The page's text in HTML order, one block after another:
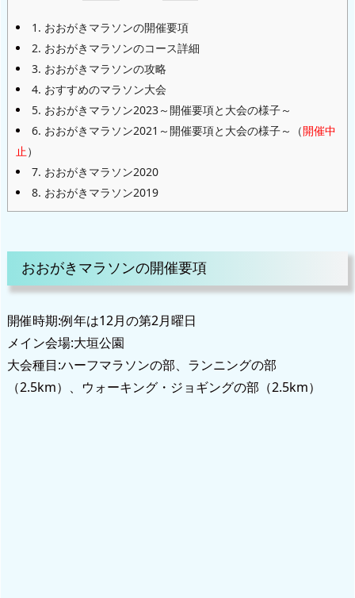
1. おおがきマラソンの開催要項
2. おおがきマラソンのコース詳細
3. おおがきマラソンの攻略
4. おすすめのマラソン大会
5. おおがきマラソン2023～開催要項と大会の様子～
6. おおがきマラソン2021～開催要項と大会の様子～（開催中
止）
7. おおがきマラソン2020
8. おおがきマラソン2019
おおがきマラソンの開催要項
開催時期:例年は12月の第2月曜日
メイン会場:大垣公園
大会種目:ハーフマラソンの部、ランニングの部
（2.5km）、ウォーキング・ジョギングの部（2.5km）